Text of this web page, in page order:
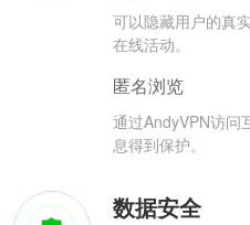
可以隐藏用户的真
在线活动。
匿名浏览
通过AndyVPN访问
息得到保护。
数据安全